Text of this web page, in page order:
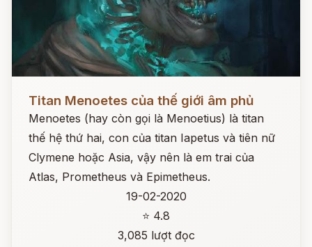
Titan Menoetes của thế giới âm phủ
Menoetes (hay còn gọi là Menoetius) là titan
thế hệ thứ hai, con của titan Iapetus và tiên nữ
Clymene hoặc Asia, vậy nên là em trai của
Atlas, Prometheus và Epimetheus.
19-02-2020
⭐ 4.8
3,085 lượt đọc